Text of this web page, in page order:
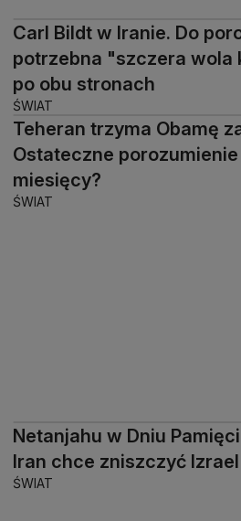
Carl Bildt w Iranie. Do
potrzebna "szczera wola
po obu stronach
ŚWIAT
Teheran trzyma Obamę
Ostateczne
miesięcy?
ŚWIAT
Netanjahu w Dniu
Iran chce zniszczyć Izrael
ŚWIAT